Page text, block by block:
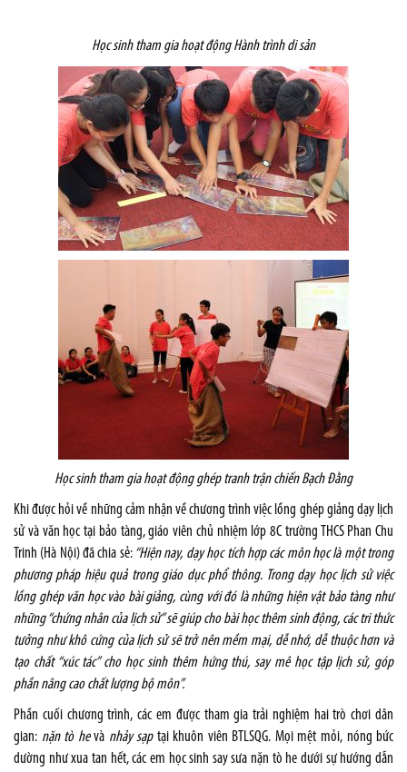
Học sinh tham gia hoạt động Hành trình di sản
Học sinh tham gia hoạt động ghép tranh trận chiến Bạch Đằng
Khi được hỏi về những cảm nhận về chương trình việc lồng ghép giảng dạy lịch
sử và văn học tại bảo tàng, giáo viên chủ nhiệm lớp 8C trường THCS Phan Chu
Trinh (Hà Nội) đã chia sẻ:“Hiện nay, dạy học tích hợp các môn học là một trong
phương pháp hiệu quả trong giáo dục phổ thông. Trong dạy học lịch sử việc
lồng ghép văn học vào bài giảng, cùng với đó là những hiện vật bảo tàng như
những “chứng nhân của lịch sử” sẽ giúp cho bài học thêm sinh động, các tri thức
tưởng như khô cứng của lịch sử sẽ trở nên mềm mại, dễ nhớ, dễ thuộc hơn và
tạo chất “xúc tác” cho học sinh thêm hứng thú, say mê học tập lịch sử, góp
phần nâng cao chất lượng bộ môn”.
Phần cuối chương trình, các em được tham gia trải nghiệm hai trò chơi dân
gian: nặn tò hevà nhảy sạptại khuôn viên BTLSQG. Mọi mệt mỏi, nóng bức
dường như xua tan hết, các em học sinh say sưa nặn tò he dưới sự hướng dẫn